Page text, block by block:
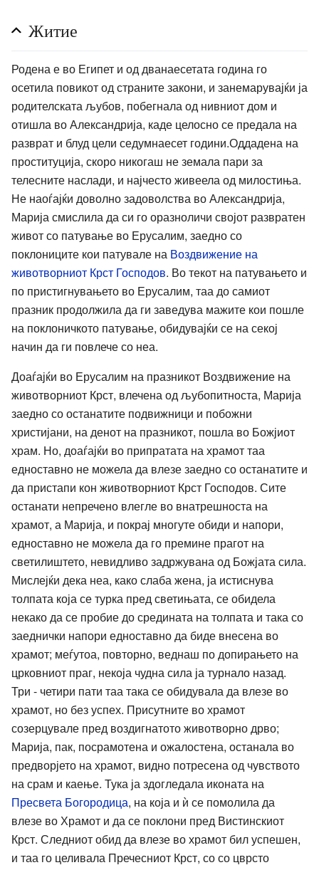
Житие
Родена е во Египет и од дванаесетата година го
осетила повикот од страните закони, и занемарувајќи ја
родителската љубов, побегнала од нивниот дом и
отишла во Александрија, каде целосно се предала на
разврат и блуд цели седумнаесет години.Оддадена на
проституција, скоро никогаш не земала пари за
телесните наслади, и најчесто живеела од милостиња.
Не наоѓајќи доволно задоволства во Александрија,
Марија смислила да си го оразноличи својот развратен
живот со патување во Ерусалим, заедно со
поклониците кои патувале на Воздвижение на
животворниот Крст Господов. Во текот на патувањето и
по пристигнувањето во Ерусалим, таа до самиот
празник продолжила да ги заведува мажите кои пошле
на поклоничкото патување, обидувајќи се на секој
начин да ги повлече со неа.
Доаѓајќи во Ерусалим на празникот Воздвижение на
животворниот Крст, влечена од љубопитноста, Марија
заедно со останатите подвижници и побожни
христијани, на денот на празникот, пошла во Божјиот
храм. Но, доаѓајќи во припратата на храмот таа
едноставно не можела да влезе заедно со останатите и
да пристапи кон животворниот Крст Господов. Сите
останати непречено влегле во внатрешноста на
храмот, а Марија, и покрај многуте обиди и напори,
едноставно не можела да го премине прагот на
светилиштето, невидливо задржувана од Божјата сила.
Мислејќи дека неа, како слаба жена, ја истиснува
толпата која се турка пред светињата, се обидела
некако да се пробие до средината на толпата и така со
заеднички напори едноставно да биде внесена во
храмот; меѓутоа, повторно, веднаш по допирањето на
црковниот праг, некоја чудна сила ја турнало назад.
Три - четири пати таа така се обидувала да влезе во
храмот, но без успех. Присутните во храмот
созерцувале пред воздигнатото животворно дрво;
Марија, пак, посрамотена и ожалостена, останала во
предворјето на храмот, видно потресена од чувството
на срам и каење. Тука ја здогледала иконата на
Пресвета Богородица, на која и ѝ се помолила да
влезе во Храмот и да се поклони пред Вистинскиот
Крст. Следниот обид да влезе во храмот бил успешен,
и таа го целивала Пречесниот Крст, со со цврсто